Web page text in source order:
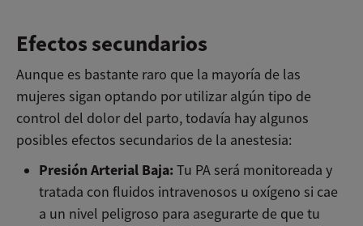
Efectos secundarios
Aunque es bastante raro que la mayoría de las
mujeres sigan optando por utilizar algún tipo de
control del dolor del parto, todavía hay algunos
posibles efectos secundarios de la anestesia:
Presión Arterial Baja: Tu PA será monitoreada y
tratada con fluidos intravenosos u oxígeno si cae
a un nivel peligroso para asegurarte de que tu